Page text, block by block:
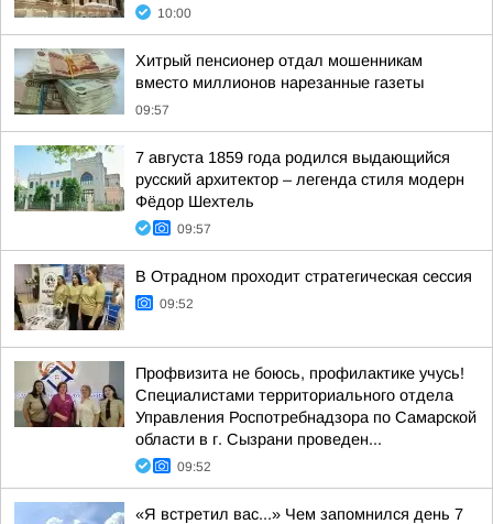
10:00
Хитрый пенсионер отдал мошенникам
вместо миллионов нарезанные газеты
09:57
7 августа 1859 года родился выдающийся
русский архитектор – легенда стиля модерн
Фёдор Шехтель
09:57
В Отрадном проходит стратегическая сессия
09:52
Профвизита не боюсь, профилактике учусь!
Специалистами территориального отдела
Управления Роспотребнадзора по Самарской
области в г. Сызрани проведен...
09:52
«Я встретил вас...» Чем запомнился день 7